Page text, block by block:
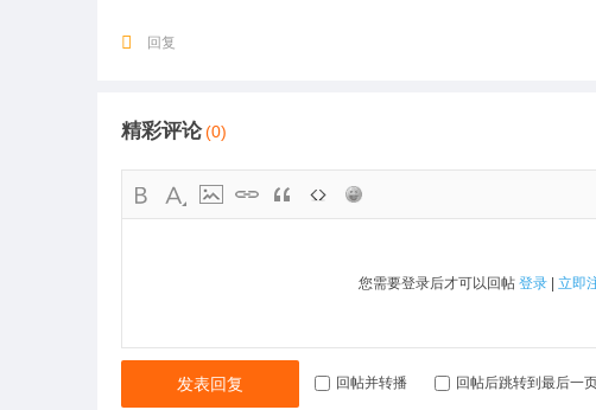
回复
精彩评论(0)
您需要登录后才可以回帖 登录| 立即
发表回复 回帖并转播 回帖后跳转到最后一